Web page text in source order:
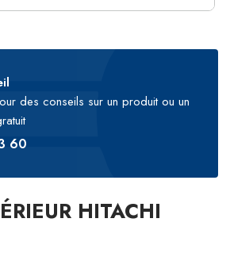
des conseils sur un produit ou un
60
HITACHI